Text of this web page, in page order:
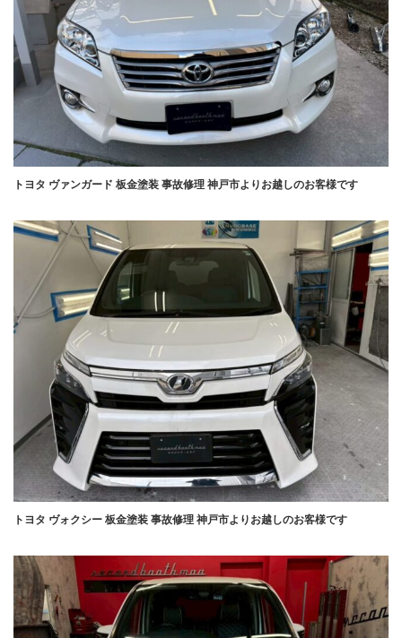
トヨタ ヴァンガード 板金塗装 事故修理 神戸市よりお越しのお客様です
トヨタ ヴォクシー 板金塗装 事故修理 神戸市よりお越しのお客様です